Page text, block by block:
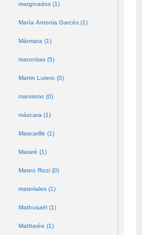
marginados (1)
María Antonia Garcés (1)
Mármara (1)
maronitas (5)
Martin Lutero (0)
marxismo (0)
máscara (1)
Mascarille (1)
Mataré (1)
Mateo Rizzi (0)
materiales (1)
Mathusaël (1)
Matttarée (1)